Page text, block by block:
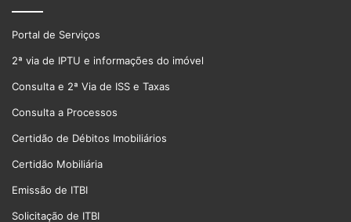
Portal de Serviços
2ª via de IPTU e informações do imóvel
Consulta e 2ª Via de ISS e Taxas
Consulta a Processos
Certidão de Débitos Imobiliários
Certidão Mobiliária
Emissão de ITBI
Solicitação de ITBI